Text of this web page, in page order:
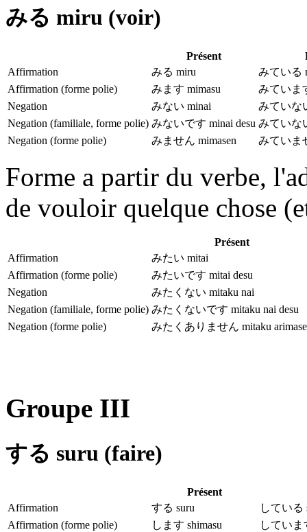
みる miru (voir)
Présent
Affirmation
みる miru
みている
Affirmation (forme polie)
みます mimasu
みていま
Negation
みない minai
みていな
Negation (familiale, forme polie) みないです minai desu みていな
Negation (forme polie)
みません mimasen みていま
Forme a partir du verbe,
de vouloir quelque chose
Présent
Affirmation
みたい mitai
Affirmation (forme polie)
みたいです mitai desu
Negation
みたくない mitaku nai
Negation (familiale, forme polie) みたくないです mitaku nai desu
Negation (forme polie)
みたくありません mitaku
Groupe III
する suru (faire)
Présent
Affirmation
する suru
している
Affirmation (forme polie)
します shimasu していま